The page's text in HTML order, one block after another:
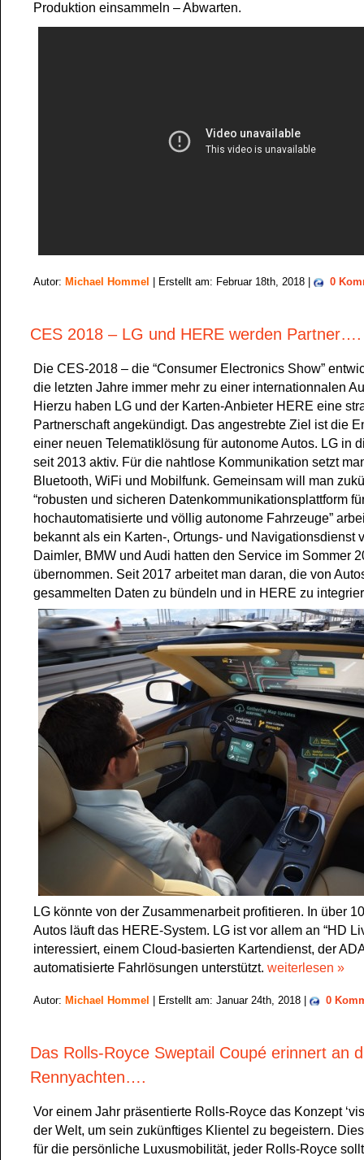
Produktion einsammeln – Abwarten.
Autor: Michael Hommel | Erstellt am: Februar 18th, 2018 | 0
CES 2018 – LG und HERE werden Partner….
Die CES-2018 – die “Consumer Electronics Show”
die letzten Jahre immer mehr zu einer internationnalen
Hierzu haben LG und der Karten-Anbieter HERE eine
Partnerschaft angekündigt. Das angestrebte Ziel ist die
einer neuen Telematiklösung für autonome Autos. LG in
seit 2013 aktiv. Für die nahtlose Kommunikation setzt
Bluetooth, WiFi und Mobilfunk. Gemeinsam will man
“robusten und sicheren Datenkommunikationsplattform
hochautomatisierte und völlig autonome Fahrzeuge”
bekannt als ein Karten-, Ortungs- und Navigationsdienst
Daimler, BMW und Audi hatten den Service im Sommer
übernommen. Seit 2017 arbeitet man daran, die von
gesammelten Daten zu bündeln und in HERE zu
LG könnte von der Zusammenarbeit profitieren. In über
Autos läuft das HERE-System. LG ist vor allem an “HD
interessiert, einem Cloud-basierten Kartendienst, der
automatisierte Fahrlösungen unterstützt. weiterlesen »
Autor: Michael Hommel | Erstellt am: Januar 24th, 2018 | 0
Das Rolls-Royce Sweptail Coupé erinnert an
Rennyachten….
Vor einem Jahr präsentierte Rolls-Royce das Konzept
der Welt, um sein zukünftiges Klientel zu begeistern.
für die persönliche Luxusmobilität, jeder Rolls-Royce